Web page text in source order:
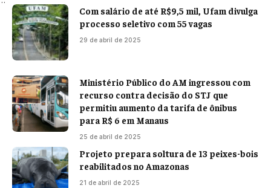
Com salário de até R$9,5 mil, Ufam divulga
processo seletivo com 55 vagas
29 de abril de 2025
Ministério Público do AM ingressou com
recurso contra decisão do STJ que
permitiu aumento da tarifa de ônibus
para R$ 6 em Manaus
25 de abril de 2025
Projeto prepara soltura de 13 peixes-bois
reabilitados no Amazonas
21 de abril de 2025